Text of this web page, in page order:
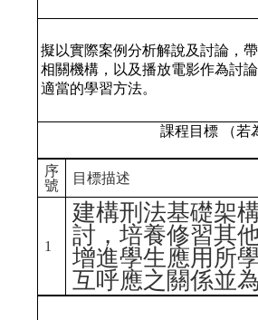
擬以實際案例分析解說及討論，
相關機構，以及播放電影作為討
適當的學習方法。
課程目標 （若
序
號
目標描述
1
建構刑法基礎架
討，培養修習其
增進學生應用所
互呼應之關係並